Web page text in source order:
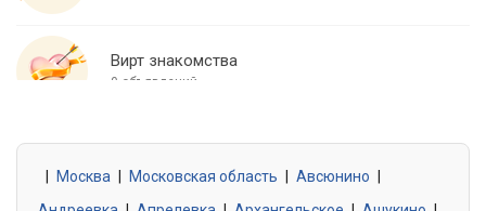
Вирт знакомства
0 объявлений
0 объявлений
Москва Московская область Авсюнино